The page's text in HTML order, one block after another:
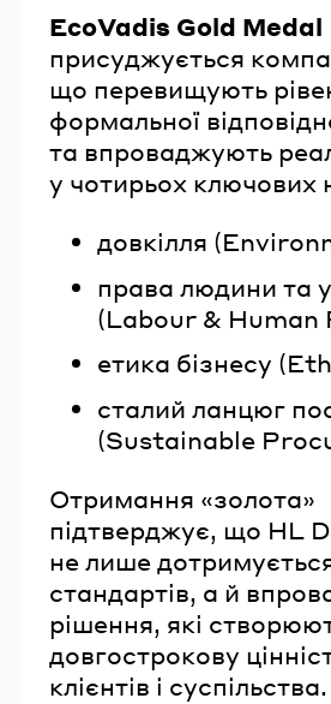
EcoVadis Gold Medal
присуджується
що перевищують
формальної
та впроваджують
у чотирьох ключових
довкілля
права людини та
(Labour & Human
етика бізнесу
сталий ланцюг
(Sustainable
Отримання «золота»
підтверджує, що HL
не лише
стандартів, а й
рішення, які
довгострокову
клієнтів і суспільства.